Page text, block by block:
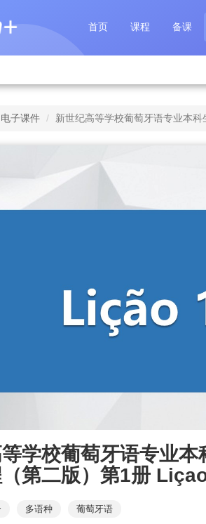
首页 课程 备课
电子课件 新世纪高等学校葡萄牙语专业本
学校葡萄牙语专业
第二版）第1册
多语种 葡萄牙语